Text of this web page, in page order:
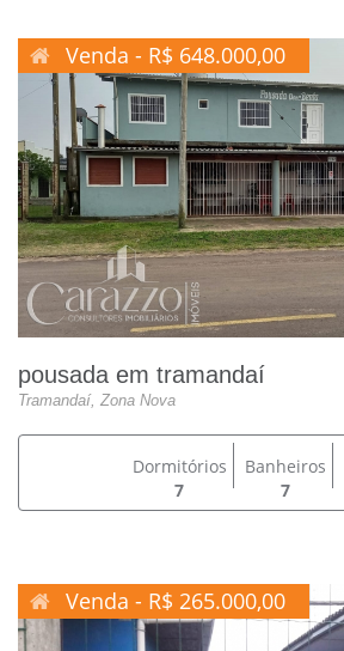
Venda - R$ 648.000,00
pousada em tramandaí
Tramandaí, Zona Nova
Dormitórios
7
Banheiros
7
Venda - R$ 265.000,00